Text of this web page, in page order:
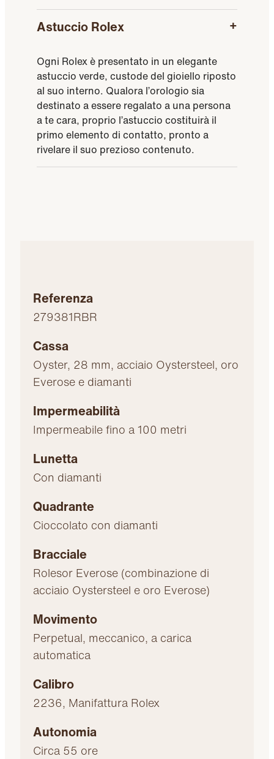
Astuccio Rolex
Ogni Rolex è presentato in un elegante
astuccio verde, custode del gioiello riposto
al suo interno. Qualora l’orologio sia
destinato a essere regalato a una persona
a te cara, proprio l’astuccio costituirà il
primo elemento di contatto, pronto a
rivelare il suo prezioso contenuto.
Referenza
279381RBR
Cassa
Oyster, 28 mm, acciaio Oystersteel, oro
Everose e diamanti
Impermeabilità
Impermeabile fino a 100 metri
Lunetta
Con diamanti
Quadrante
Cioccolato con diamanti
Bracciale
Rolesor Everose (combinazione di
acciaio Oystersteel e oro Everose)
Movimento
Perpetual, meccanico, a carica
automatica
Calibro
2236, Manifattura Rolex
Autonomia
Circa 55 ore